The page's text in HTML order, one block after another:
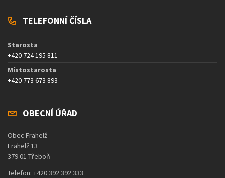
TELEFONNÍ ČÍSLA
Starosta
+420 724 195 811
Místostarosta
+420 773 673 893
OBECNÍ ÚŘAD
Obec Frahelž
Frahelž 13
379 01 Třeboň
Telefon: +420 392 392 333